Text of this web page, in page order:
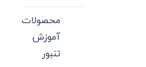
محصولات
آموزش
تنبور